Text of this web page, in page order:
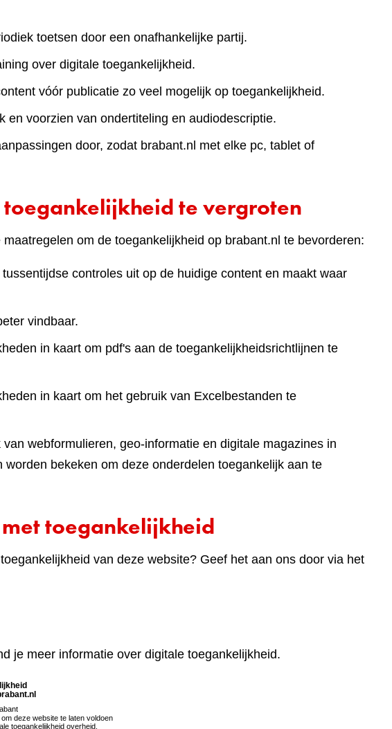
toetsen door een onafhankelijke partij.
over digitale toegankelijkheid.
vóór publicatie zo veel mogelijk op toegankelijkheid.
en voorzien van ondertiteling en audiodescriptie.
door, zodat brabant.nl met elke pc, tablet of
te vergroten
om de toegankelijkheid op brabant.nl te bevorderen:
controles uit op de huidige content en maakt waar
vindbaar.
in kaart om pdf's aan de toegankelijkheidsrichtlijnen te
in kaart om het gebruik van Excelbestanden te
webformulieren, geo-informatie en digitale magazines in
worden bekeken om deze onderdelen toegankelijk aan te
toegankelijkheid
van deze website? Geef het aan ons door via het
je meer informatie over digitale toegankelijkheid.